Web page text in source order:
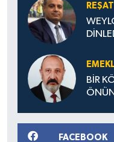
BİR
FACEBOOK